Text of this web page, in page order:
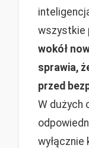
wszystkie
wokół
sprawia,
przed
W dużych
wyłącznie